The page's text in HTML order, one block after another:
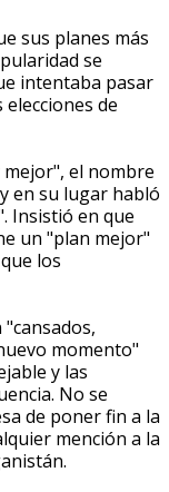
sus planes más
se
intentaba pasar
de
el nombre
en su lugar habló
Insistió en que
un "plan mejor"
los
momento"
y las
No se
de poner fin a la
mención a la